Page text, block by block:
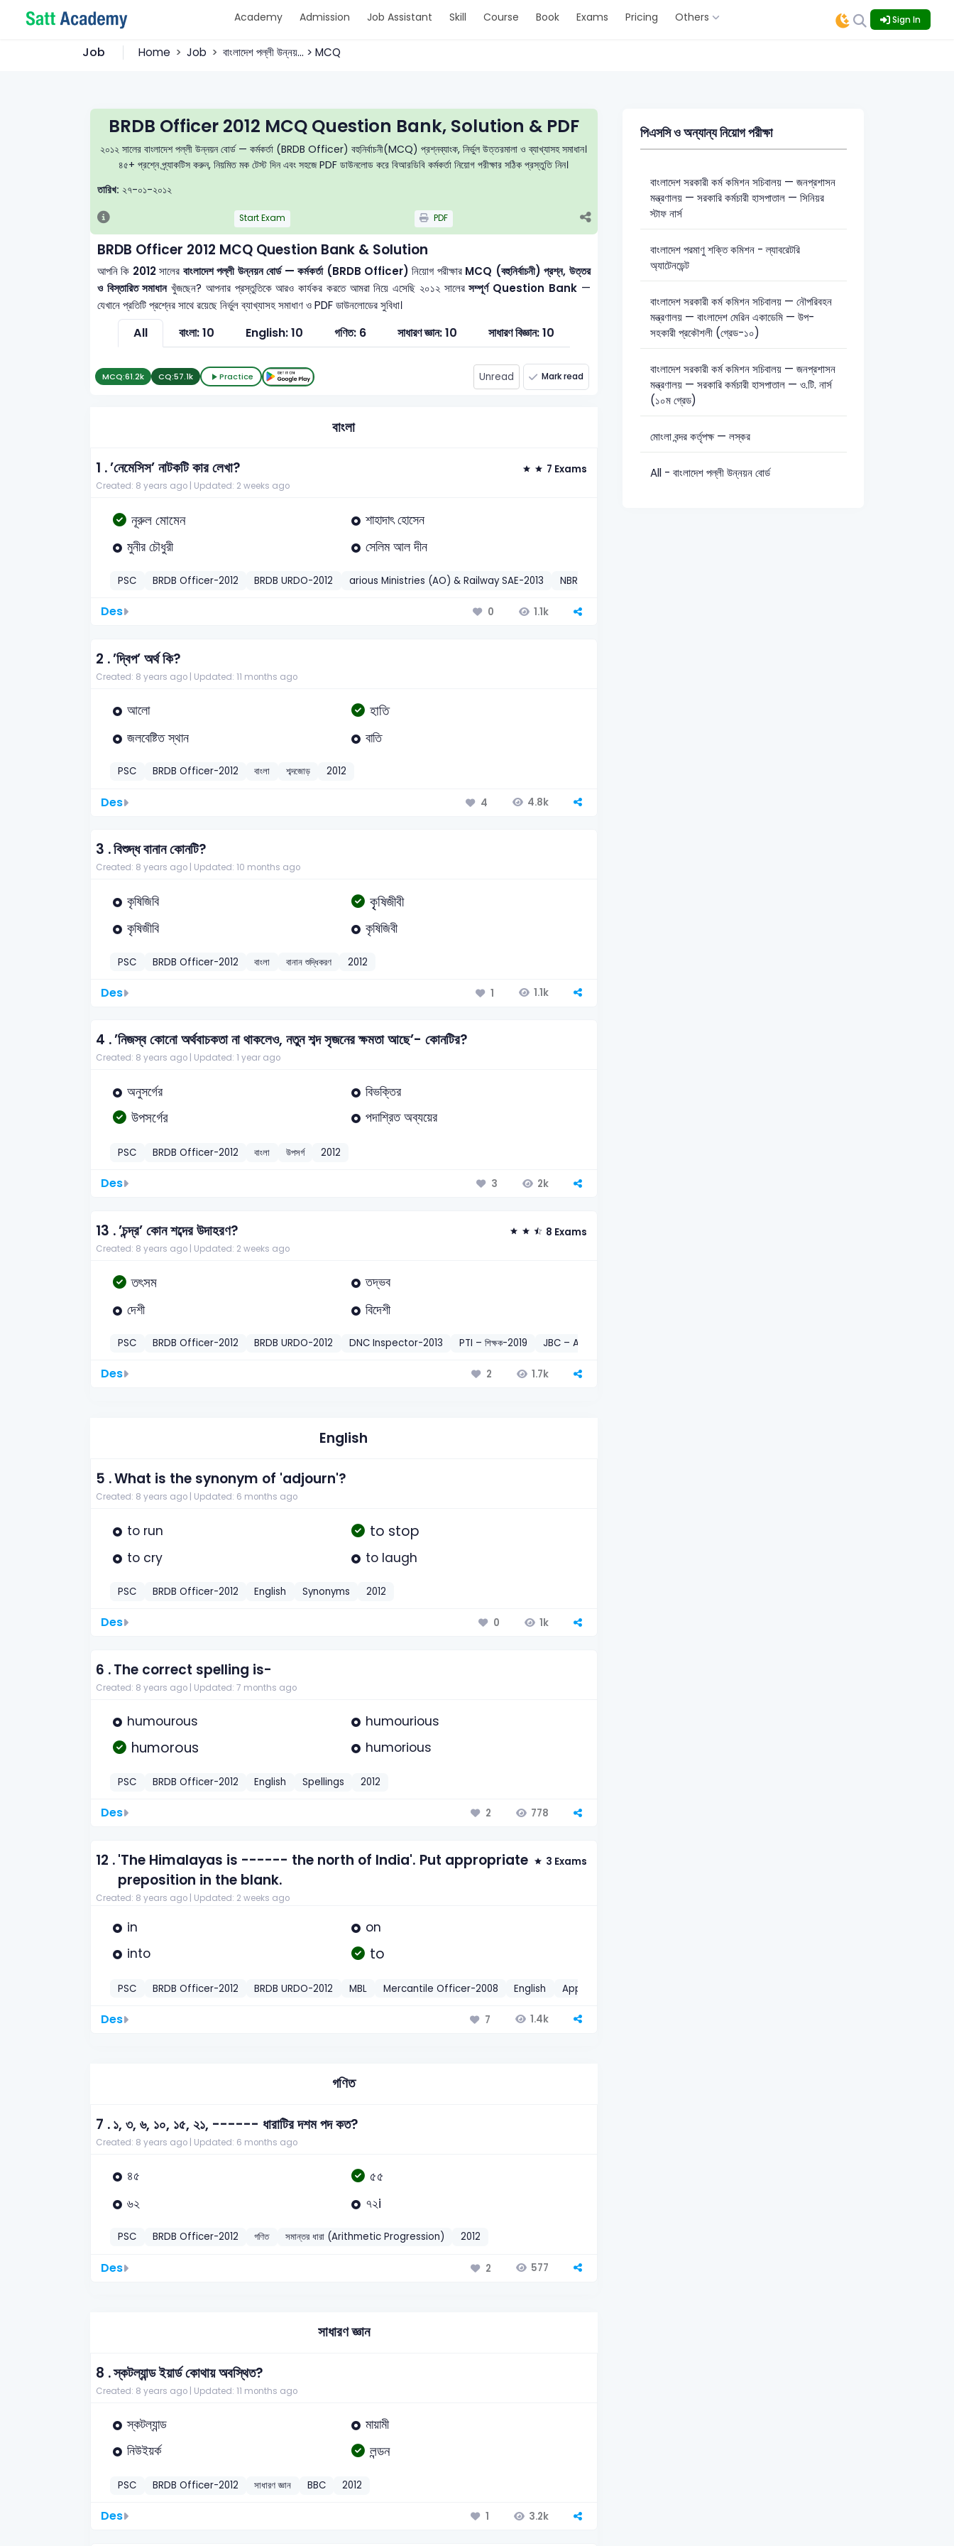
Academy Admission Job Assistant Skill Course Book Exams Pricing Others Sign In
Job Home Job বাংলাদেশ পল্লী উন্নয়... > MCQ
BRDB Officer 2012 MCQ Question Bank, Solution & PDF
২০১২ সালের বাংলাদেশ পল্লী উন্নয়ন বোর্ড — কর্মকর্তা (BRDB Officer) বহুনির্বাচনী(MCQ) প্রশ্নব্যাংক, নির্ভুল উত্তরমালা ও ব্যাখ্যাসহ সমাধান।
৪৫+ প্রশ্নে প্র্যাকটিস করুন, নিয়মিত মক টেস্ট দিন এবং সহজে PDF ডাউনলোড করে বিআরডিবি কর্মকর্তা নিয়োগ পরীক্ষার সঠিক প্রস্তুতি নিন।
তারিখ: ২৭-০১-২০১২
Start Exam PDF
BRDB Officer 2012 MCQ Question Bank & Solution
আপনি কি 2012সালের বাংলাদেশ পল্লী উন্নয়ন বোর্ড — কর্মকর্তা (BRDB Officer)নিয়োগ পরীক্ষার MCQ (বহুনির্বাচনী) প্রশ্ন, উত্তর
ও বিস্তারিত সমাধানখুঁজছেন? আপনার প্রস্তুতিকে আরও কার্যকর করতে আমরা নিয়ে এসেছি ২০১২ সালেরসম্পূর্ণ Question Bank—
যেখানে প্রতিটি প্রশ্নের সাথে রয়েছে নির্ভুল ব্যাখ্যাসহ সমাধাণ ও PDF ডাউনলোডের সুবিধা।
All বাংলা: 10 English: 10 গণিত: 6 সাধারণ জ্ঞান: 10 সাধারণ বিজ্ঞান: 10
MCQ:61.2k CQ:57.1k Practice Unread Mark read
বাংলা
1 .’নেমেসিস’ নাটকটি কার লেখা? 7 Exams
Created: 8 years ago | Updated: 2 weeks ago
নূরুল মোমেন
শাহাদাৎ হোসেন
মুনীর চৌধুরী
সেলিম আল দীন
PSC BRDB Officer-2012 BRDB URDO-2012 arious Ministries (AO) & Railway SAE-2013 NBR ARO-2015
Des 0 1.1k
2 .’দ্বিপ’ অর্থ কি?
Created: 8 years ago | Updated: 11 months ago
আলো হাতি
জলবেষ্টিত স্থান বাতি
PSC BRDB Officer-2012 বাংলা শব্দজোড় 2012
Des 4 4.8k
3 .বিশুদ্ধ বানান কোনটি?
Created: 8 years ago | Updated: 10 months ago
কৃষিজিবি কৃৃষিজীবী
কৃষিজীবি কৃষিজিবী
PSC BRDB Officer-2012 বাংলা বানান শুদ্ধিকরণ 2012
Des 1 1.1k
4 .’নিজস্ব কোনো অর্থবাচকতা না থাকলেও, নতুন শব্দ সৃজনের ক্ষমতা আছে’- কোনটির?
Created: 8 years ago | Updated: 1 year ago
অনুসর্গের বিভক্তির
উপসর্গের পদাশ্রিত অব্যয়ের
PSC BRDB Officer-2012 বাংলা উপসর্গ 2012
Des 3 2k
13 .’চন্দ্র’ কোন শব্দের উদাহরণ? 8 Exams
Created: 8 years ago | Updated: 2 weeks ago
তৎসম
তদ্ভব
দেশী
বিদেশী
PSC BRDB Officer-2012 BRDB URDO-2012 DNC Inspector-2013 PTI – শিক্ষক-2019 JBC – Assistant Manager-2020
Des 2 1.7k
English
5 .What is the synonym of 'adjourn'?
Created: 8 years ago | Updated: 6 months ago
to run to stop
to cry to laugh
PSC BRDB Officer-2012 English Synonyms 2012
Des 0 1k
6 .The correct spelling is-
Created: 8 years ago | Updated: 7 months ago
humourous humourious
humorous humorious
PSC BRDB Officer-2012 English Spellings 2012
Des 2 778
12 .'The Himalayas is ------ the north of India'. Put appropriate
preposition in the blank.
3 Exams
Created: 8 years ago | Updated: 2 weeks ago
in
on
into
to
PSC BRDB Officer-2012 BRDB URDO-2012 MBL Mercantile Officer-2008 English Appropriate Preposition
Des 7 1.4k
গণিত
7 .১, ৩, ৬, ১০, ১৫, ২১, ------ ধারাটির দশম পদ কত?
Created: 8 years ago | Updated: 6 months ago
৪৫ ৫৫
৬২ ৭২i
PSC BRDB Officer-2012 গণিত সমান্তর ধারা (Arithmetic Progression) 2012
Des 2 577
সাধারণ জ্ঞান
8 .স্কটল্যান্ড ইয়ার্ড কোথায় অবস্থিত?
Created: 8 years ago | Updated: 11 months ago
স্কটল্যান্ড
মায়ামী
নিউইয়র্ক
লন্ডন
PSC BRDB Officer-2012 সাধারণ জ্ঞান BBC 2012
Des 1 3.2k
পিএসসি ও অন্যান্য নিয়োগ পরীক্ষা
বাংলাদেশ সরকারী কর্ম কমিশন সচিবালয় — জনপ্রশাসন
মন্ত্রণালয় — সরকারি কর্মচারী হাসপাতাল — সিনিয়র
স্টাফ নার্স
বাংলাদেশ পরমাণু শক্তি কমিশন - ল্যাবরেটরি
অ্যাটেনডেন্ট
বাংলাদেশ সরকারী কর্ম কমিশন সচিবালয় — নৌপরিবহন
মন্ত্রণালয় — বাংলাদেশ মেরিন একাডেমি — উপ-
সহকারী প্রকৌশলী (গ্রেড-১০)
বাংলাদেশ সরকারী কর্ম কমিশন সচিবালয় — জনপ্রশাসন
মন্ত্রণালয় — সরকারি কর্মচারী হাসপাতাল — ও.টি. নার্স
(১০ম গ্রেড)
মোংলা বন্দর কর্তৃপক্ষ — লস্কর
All - বাংলাদেশ পল্লী উন্নয়ন বোর্ড